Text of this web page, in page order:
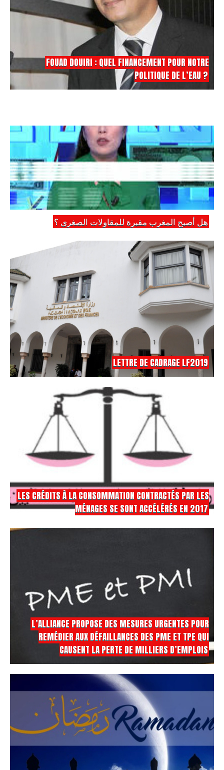
FOUAD DOUIRI : QUEL FINANCEMENT POUR NOTRE
POLITIQUE DE L’EAU ?
هل أصبح المغرب مقبرة للمقاولات الصغرى ؟
LETTRE DE CADRAGE LF2019
LES CRÉDITS À LA CONSOMMATION CONTRACTÉS PAR LES
MÉNAGES SE SONT ACCÉLÉRÉS EN 2017
L’ALLIANCE PROPOSE DES MESURES URGENTES POUR
REMÉDIER AUX DÉFAILLANCES DES PME ET TPE QUI
CAUSENT LA PERTE DE MILLIERS D’EMPLOIS